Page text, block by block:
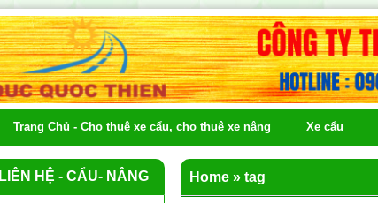
Home» tag
LIÊN HỆ - CẨU- NÂNG
Trang Chủ - Cho thuê xe cẩu, cho thuê xe nâng Xe cẩu